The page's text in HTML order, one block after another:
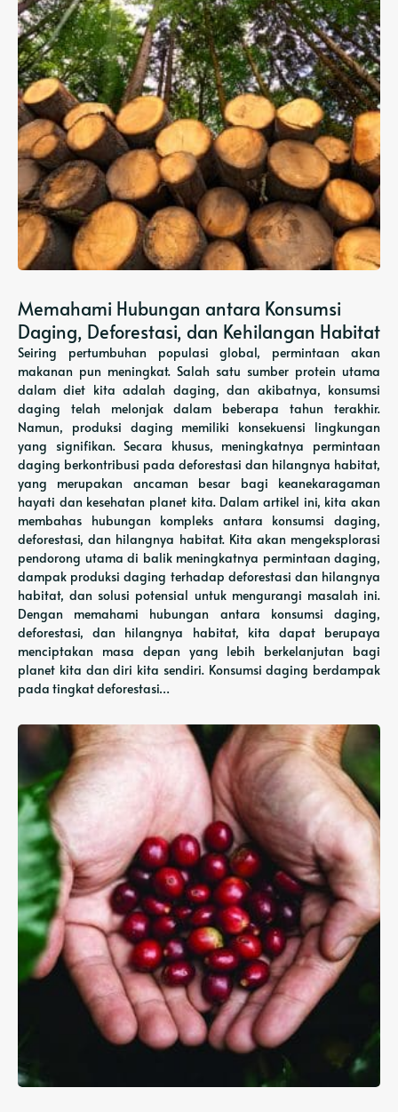
Memahami Hubungan antara Konsumsi
Daging, Deforestasi, dan Kehilangan Habitat
Seiring pertumbuhan populasi global, permintaan akan
makanan pun meningkat. Salah satu sumber protein utama
dalam diet kita adalah daging, dan akibatnya, konsumsi
daging telah melonjak dalam beberapa tahun terakhir.
Namun, produksi daging memiliki konsekuensi lingkungan
yang signifikan. Secara khusus, meningkatnya permintaan
daging berkontribusi pada deforestasi dan hilangnya habitat,
yang merupakan ancaman besar bagi keanekaragaman
hayati dan kesehatan planet kita. Dalam artikel ini, kita akan
membahas hubungan kompleks antara konsumsi daging,
deforestasi, dan hilangnya habitat. Kita akan mengeksplorasi
pendorong utama di balik meningkatnya permintaan daging,
dampak produksi daging terhadap deforestasi dan hilangnya
habitat, dan solusi potensial untuk mengurangi masalah ini.
Dengan memahami hubungan antara konsumsi daging,
deforestasi, dan hilangnya habitat, kita dapat berupaya
menciptakan masa depan yang lebih berkelanjutan bagi
planet kita dan diri kita sendiri. Konsumsi daging berdampak
pada tingkat deforestasi…